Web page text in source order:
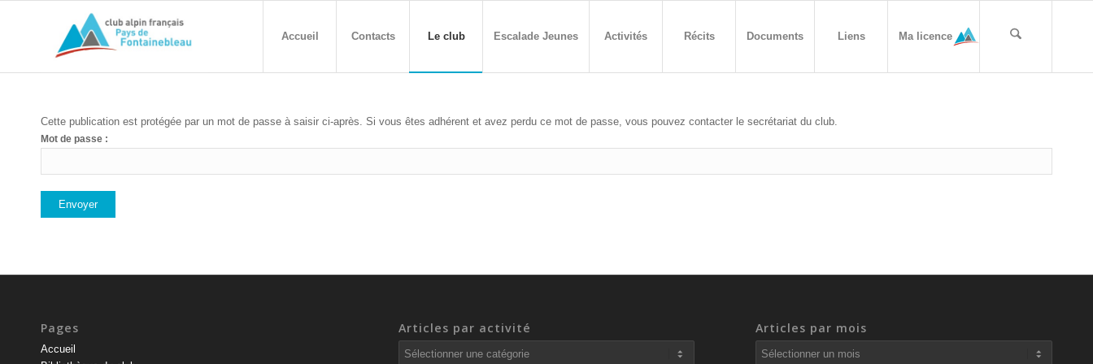
Accueil Contacts Le club Escalade Jeunes Activités Récits Documents Liens Ma licence
Cette publication est protégée par un mot de passe à saisir ci-après. Si vous êtes adhérent et avez perdu ce mot de passe, vous pouvez contacter le secrétariat du club.
Mot de passe :
Pages
Accueil
Articles par activité
Articles
Articles par mois